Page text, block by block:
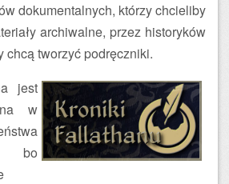
dokumentalnych, którzy chcieliby
archiwalne, przez historyków
chcą tworzyć podręczniki.
jest
w
bo